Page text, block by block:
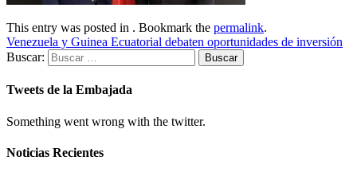
This entry was posted in . Bookmark the permalink.
Venezuela y Guinea Ecuatorial debaten oportunidades de inversión
Buscar:
Tweets de la Embajada
Something went wrong with the twitter.
Noticias Recientes